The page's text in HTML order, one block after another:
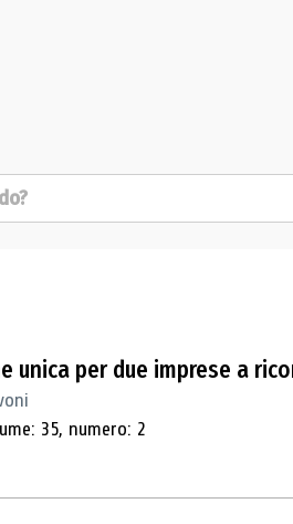
unica per due imprese a
35, numero: 2